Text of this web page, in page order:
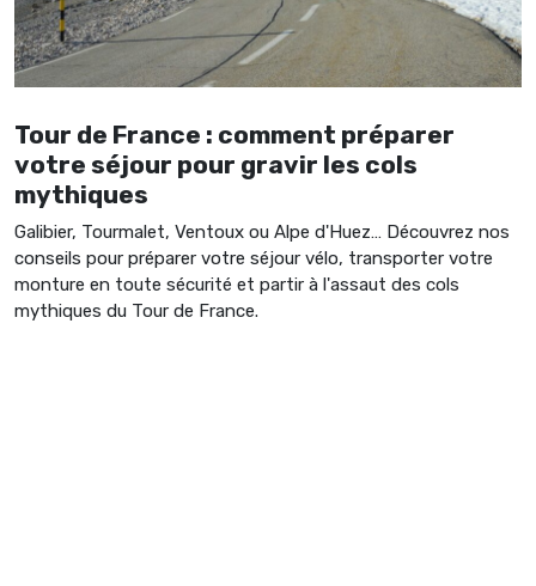
Tour de France : comment préparer
votre séjour pour gravir les cols
mythiques
Galibier, Tourmalet, Ventoux ou Alpe d'Huez… Découvrez nos
conseils pour préparer votre séjour vélo, transporter votre
monture en toute sécurité et partir à l'assaut des cols
mythiques du Tour de France.